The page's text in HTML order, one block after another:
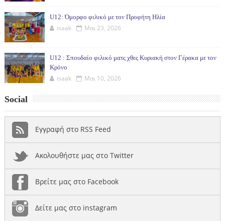
U12: Όμορφο φιλικό με τον Προφήτη Ηλία
isaak Μαι 23, 2026
U12 : Σπουδαίο φιλικό ματς χθες Κυριακή στον Γέρακα με τον
Κρόνο
isaak Μαι 10, 2026
Social
Εγγραφή στο RSS Feed
Ακολουθήστε μας στο Twitter
Βρείτε μας στο Facebook
Δείτε μας στο instagram